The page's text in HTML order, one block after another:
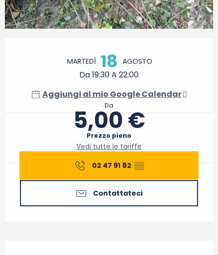
MARTEDÌ 18 AGOSTO
Da 19:30 A 22:00
Aggiungi al mio Google Calendar
Da
5,00 €
Prezzo pieno
Vedi tutte le tariffe
02 47 91 82 ▒▒
Contattateci